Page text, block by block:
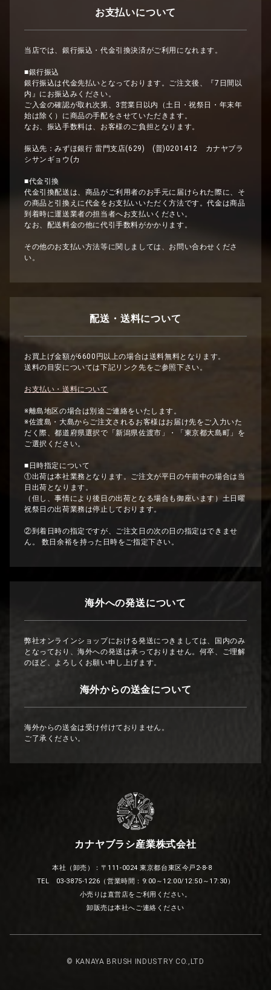
お支払いについて
当店では、銀行振込・代金引換決済がご利用になれます。
■銀行振込
銀行振込は代金先払いとなっております。ご注文後、『7日間以
内』にお振込みください。
ご入金の確認が取れ次第、3営業日以内（土日・祝祭日・年末年
始は除く）に商品の手配をさせていただきます。
なお、振込手数料は、お客様のご負担となります。
振込先：みずほ銀行 雷門支店(629) (普)0201412 カナヤブラ
シサンギョウ(カ
■代金引換
代金引換配送は、商品がご利用者のお手元に届けられた際に、そ
の商品と引換えに代金をお支払いいただく方法です。代金は商品
到着時に運送業者の担当者へお支払いください。
なお、配送料金の他に代引手数料がかかります。
その他のお支払い方法等に関しましては、お問い合わせくださ
い。
配送・送料について
お買上げ金額が6600円以上の場合は送料無料となります。
送料の目安については下記リンク先をご参照下さい。
お支払い・送料について
※離島地区の場合は別途ご連絡をいたします。
※佐渡島・大島からご注文されるお客様はお届け先をご入力いた
だく際、都道府県選択で「新潟県佐渡市」・「東京都大島町」を
ご選択ください。
■日時指定について
①出荷は本社業務となります。ご注文が平日の午前中の場合は当
日出荷となります。
（但し、事情により後日の出荷となる場合も御座います）土日曜
祝祭日の出荷業務は停止しております。
②到着日時の指定ですが、ご注文日の次の日の指定はできませ
ん。 数日余裕を持った日時をご指定下さい。
海外への発送について
弊社オンラインショップにおける発送につきましては、国内のみ
となっており、海外への発送は承っておりません。何卒、ご理解
のほど、よろしくお願い申し上げます。
海外からの送金について
海外からの送金は受け付けておりません。
ご了承ください。
カナヤブラシ産業株式会社
本社（卸売）：〒111-0024 東京都台東区今戸2-8-8
TEL 03-3875-1226（営業時間：9:00～12:00/12:50～17:30）
小売りは直営店をご利用ください。
卸販売は本社へご連絡ください
© KANAYA BRUSH INDUSTRY CO.,LTD